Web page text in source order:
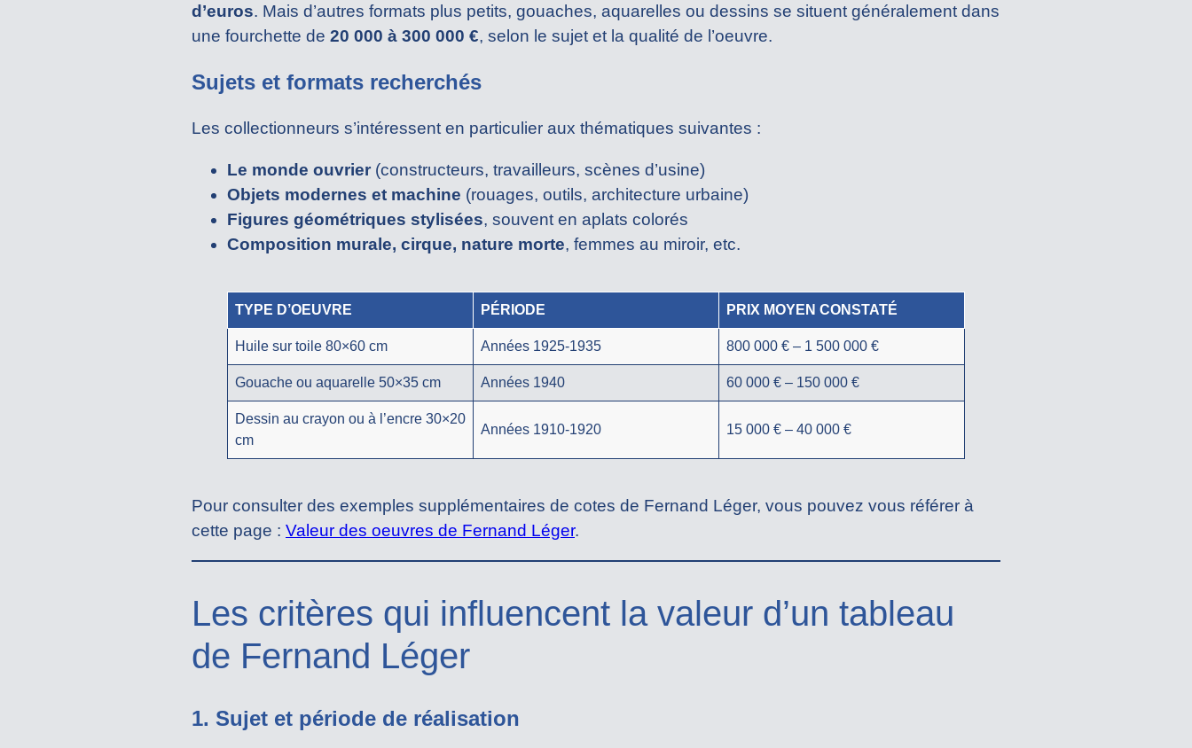
d’euros. Mais d’autres formats plus petits, gouaches, aquarelles ou dessins se situent généralement dans
une fourchette de 20 000 à 300 000 €, selon le sujet et la qualité de l’oeuvre.
Sujets et formats recherchés
Les collectionneurs s’intéressent en particulier aux thématiques suivantes :
Le monde ouvrier (constructeurs, travailleurs, scènes d’usine)
Objets modernes et machine (rouages, outils, architecture urbaine)
Figures géométriques stylisées, souvent en aplats colorés
Composition murale, cirque, nature morte, femmes au miroir, etc.
TYPE D’OEUVRE PÉRIODE PRIX MOYEN CONSTATÉ
Huile sur toile 80×60 cm Années 1925-1935 800 000 € – 1 500 000 €
Gouache ou aquarelle 50×35 cm Années 1940 60 000 € – 150 000 €
Dessin au crayon ou à l’encre 30×20
cm
Années 1910-1920 15 000 € – 40 000 €
Pour consulter des exemples supplémentaires de cotes de Fernand Léger, vous pouvez vous référer à
cette page : Valeur des oeuvres de Fernand Léger.
Les critères qui influencent la valeur d’un tableau
de Fernand Léger
1. Sujet et période de réalisation